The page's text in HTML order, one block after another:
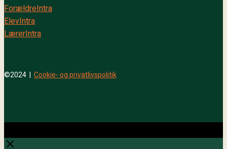
ForældreIntra
ElevIntra
LærerIntra
©2024 | Cookie- og privatlivspolitik
Close